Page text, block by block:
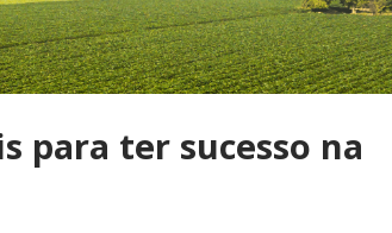
para ter sucesso na